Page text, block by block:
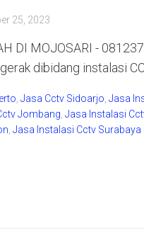
25, 2023
DI MOJOSARI -
dibidang instalasi
Jasa Cctv Sidoarjo Jasa
Jombang Jasa Instalasi
Jasa Instalasi Cctv Surabaya